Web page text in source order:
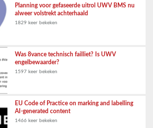
Planning voor gefaseerde uitrol UWV BMS nu
alweer volstrekt achterhaald
1829 keer bekeken
Was 8vance technisch failliet? Is UWV
engelbewaarder?
1597 keer bekeken
EU Code of Practice on marking and labelling
AI-generated content
1466 keer bekeken